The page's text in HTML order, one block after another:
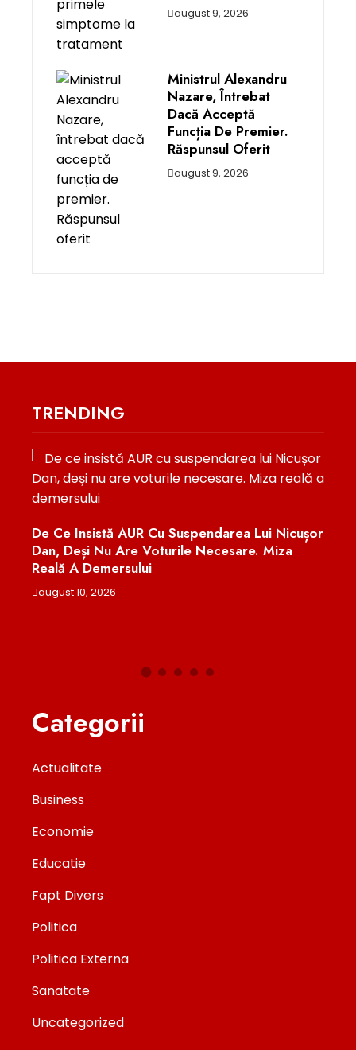
august 9, 2026
Ministrul Alexandru
Nazare, Întrebat
Dacă Acceptă
Funcția De Premier.
Răspunsul Oferit
august 9, 2026
TRENDING
Lui Nicușor
Necesare. Miza
Proteste De Amploare În
Valului De Ură Și A Atacurilor
Categorii
Actualitate
Business
Economie
Educatie
Fapt Divers
Politica
Politica Externa
Sanatate
Uncategorized